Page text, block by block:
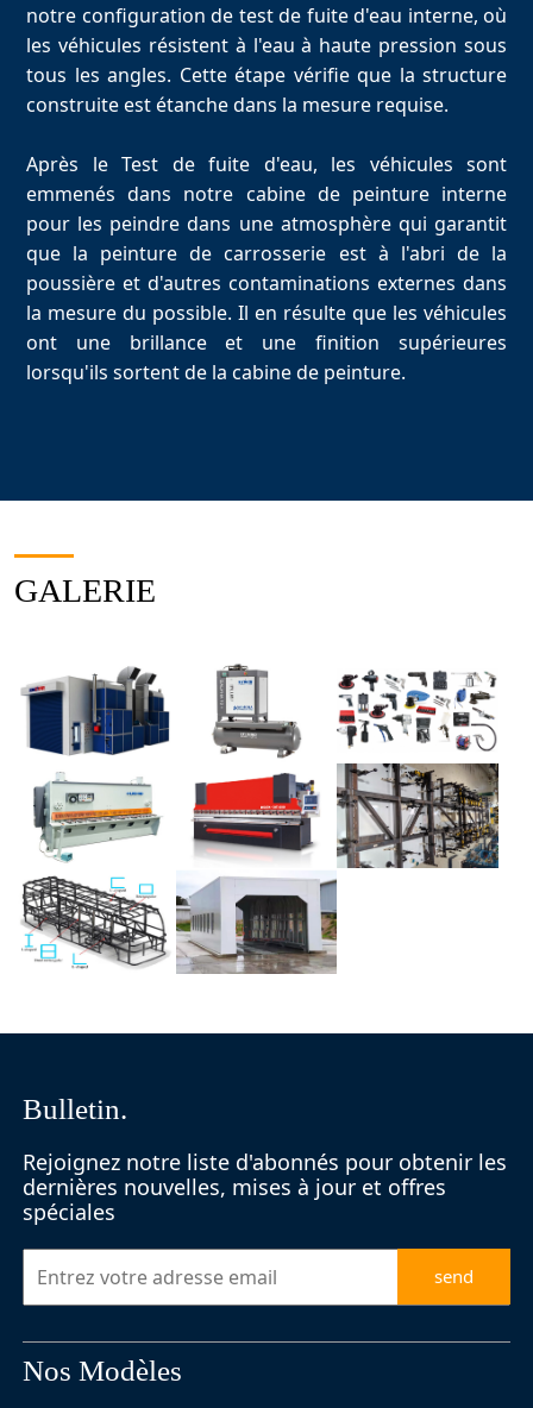
notre configuration de test de fuite d'eau interne, où
les véhicules résistent à l'eau à haute pression sous
tous les angles. Cette étape vérifie que la structure
construite est étanche dans la mesure requise.
Après le Test de fuite d'eau, les véhicules sont
emmenés dans notre cabine de peinture interne
pour les peindre dans une atmosphère qui garantit
que la peinture de carrosserie est à l'abri de la
poussière et d'autres contaminations externes dans
la mesure du possible. Il en résulte que les véhicules
ont une brillance et une finition supérieures
lorsqu'ils sortent de la cabine de peinture.
GALERIE
Bulletin.
Rejoignez notre liste d'abonnés pour obtenir les
dernières nouvelles, mises à jour et offres
spéciales
send
Nos Modèles